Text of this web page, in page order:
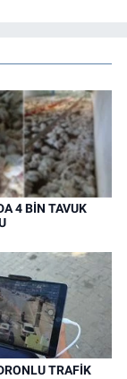
4 BİN TAVUK
TRAFİK